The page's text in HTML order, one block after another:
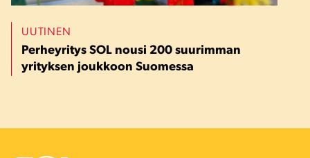
UUTINEN
Perheyritys SOL nousi 200 suurimman
yrityksen joukkoon Suomessa